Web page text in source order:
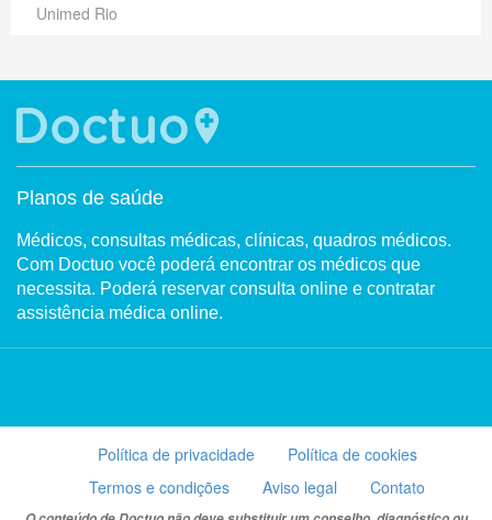
Unimed Rio
Planos de saúde
Médicos, consultas médicas, clínicas, quadros médicos.
Com Doctuo você poderá encontrar os médicos que
necessita. Poderá reservar consulta online e contratar
assistência médica online.
Política de privacidade
Política de cookies
Termos e condições
Aviso legal Contato